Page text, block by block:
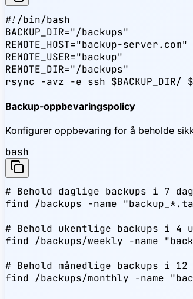
#!/bin/bash
BACKUP_DIR="/backups"
REMOTE_HOST="backup-server.com"
REMOTE_USER="backup"
REMOTE_DIR="/backups"
rsync -avz -e ssh $BACKUP_DIR/
Backup-oppbevaringspolicy
Konfigurer oppbevaring for å beholde
bash
# Behold daglige backups i 7
find /backups -name
# Behold ukentlige backups i 4
find /backups/weekly -name
# Behold månedlige backups i 12
find /backups/monthly -name